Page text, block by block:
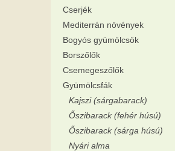
Cserjék
Mediterrán növények
Bogyós gyümölcsök
Borszőlők
Csemegeszőlők
Gyümölcsfák
Kajszi (sárgabarack)
Őszibarack (fehér húsú)
Őszibarack (sárga húsú)
Nyári alma